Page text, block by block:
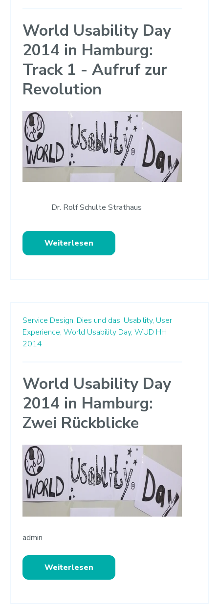
World Usability Day
2014 in Hamburg:
Track 1 - Aufruf zur
Revolution
Dr. Rolf Schulte Strathaus
Weiterlesen
Service Design, Dies und das, Usability, User
Experience, World Usability Day, WUD HH
2014
World Usability Day
2014 in Hamburg:
Zwei Rückblicke
admin
Weiterlesen